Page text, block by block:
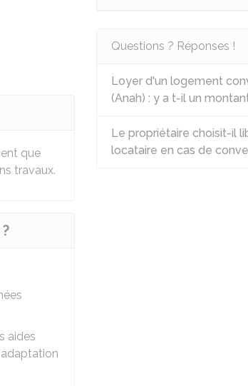
que
travaux.
aides
Questions ? Réponses !
Loyer d'un logement
(Anah) : y a t-il un
Le propriétaire choisit-il
locataire en cas de